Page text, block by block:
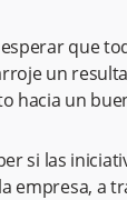
que
un
hacia un
si las
empresa, a